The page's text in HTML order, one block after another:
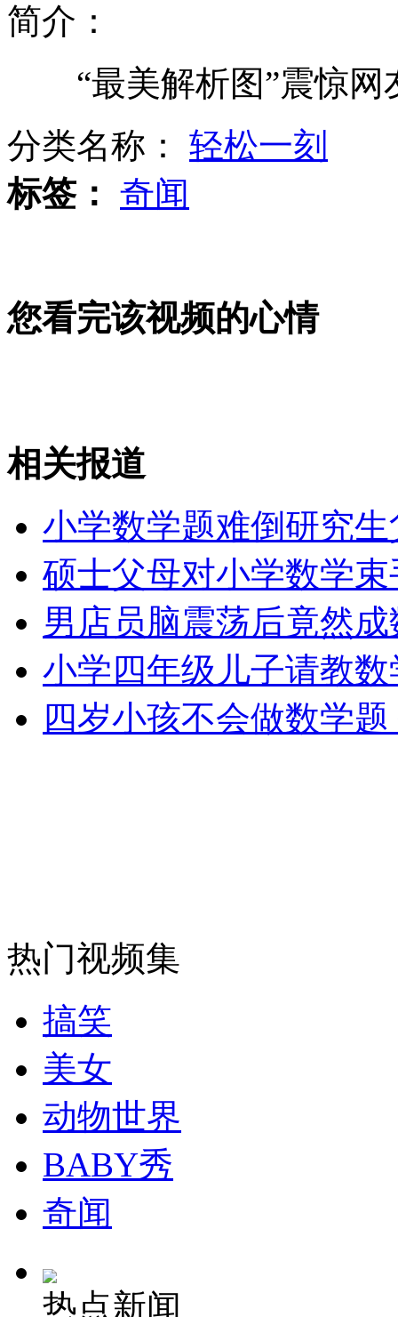
普京:重点吸引投资 转型高科技经济
俄罗斯国内政治改革面临压力
56岁老人3次跳河救出轻生者
山西运城恶犬咬伤多人 警民合力深夜将其击毙
女孩北京地铁殴打老人 痛下狠手拳打脚踢
无痛分娩是否安全 医生回应
外交部：反对强权政治霸凌主义
外交部：有关国家言论片面不公正
纽约上演“枕头大战”
司机酒驾遇交警 急速倒车逃窜
简介：
“最美解析图”震惊网
分类名称： 轻松一刻
标签： 奇闻
您看完该视频的心情
相关报道
小学数学题难倒研究
硕士父母对小学数学
男店员脑震荡后竟然
小学四年级儿子请教
四岁小孩不会做数学
热门视频集
搞笑
美女
动物世界
BABY秀
奇闻
热点新闻